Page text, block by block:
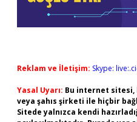
Reklam ve İletişim: Skype:
Yasal Uyarı: Bu internet sitesi,
veya şahıs şirketi ile hiçbir
Sitede yalnızca kendi